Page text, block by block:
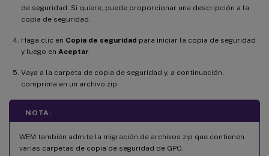
de seguridad. Si quiere, puede proporcionar una descripción a la
copia de seguridad.
Haga clic en Copia de seguridad para iniciar la copia de seguridad
y luego en Aceptar
Vaya a la carpeta de copia de seguridad y, a continuación,
comprima en un archivo zip.
NOTA:
WEM también admite la migración de archivos zip que contienen
varias carpetas de copia de seguridad de GPO.